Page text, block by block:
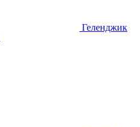
Геленджик